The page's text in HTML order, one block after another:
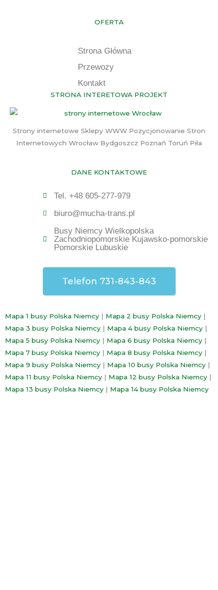
OFERTA
Strona Główna
Przewozy
Kontakt
STRONA INTERETOWA PROJEKT
Strony internetowe Sklepy WWW Pozycjonowanie Stron
Internetowych Wrocław Bydgoszcz Poznań Toruń Piła
DANE KONTAKTOWE
Tel. +48 605-277-979
biuro@mucha-trans.pl
Busy Niemcy Wielkopolska
Zachodniopomorskie Kujawsko-pomorskie
Pomorskie Lubuskie
Telefon 731-843-843
Mapa 1 busy Polska Niemcy | Mapa 2 busy Polska Niemcy |
Mapa 3 busy Polska Niemcy | Mapa 4 busy Polska Niemcy |
Mapa 5 busy Polska Niemcy | Mapa 6 busy Polska Niemcy |
Mapa 7 busy Polska Niemcy | Mapa 8 busy Polska Niemcy |
Mapa 9 busy Polska Niemcy | Mapa 10 busy Polska Niemcy |
Mapa 11 busy Polska Niemcy | Mapa 12 busy Polska Niemcy |
Mapa 13 busy Polska Niemcy | Mapa 14 busy Polska Niemcy